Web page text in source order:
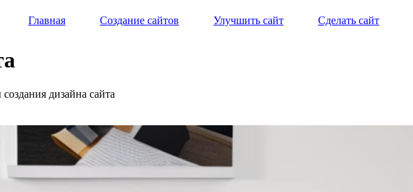
Главная Создание сайтов Улучшить сайт Сделать сайт
дизайна сайта